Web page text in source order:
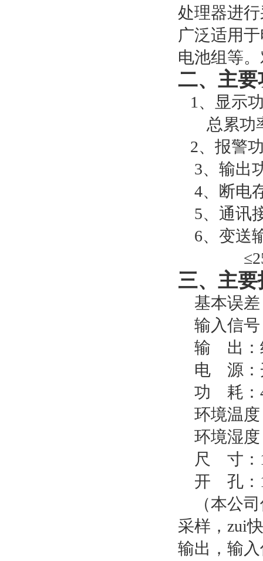
处理器进
广泛适用
电池组等
二、 主要
1、显示
总累功
2、报警
3、输出
4、断电
5、通讯
6、变送
三、主
基本误
输入信号
输
出
电
源
功
耗
环境温
环境湿
尺
寸：
开
孔：
（本公
采样，zui
输出，输